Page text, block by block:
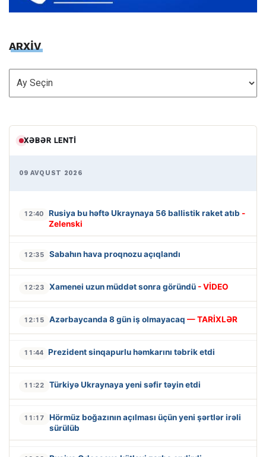
ARXİV
ARXİV
XƏBƏR LENTI
09 AVQUST 2026
12:40 Rusiya bu həftə Ukraynaya 56 ballistik raket atıb -
Zelenski
12:35 Sabahın hava proqnozu açıqlandı
12:23 Xamenei uzun müddət sonra göründü - VİDEO
12:15 Azərbaycanda 8 gün iş olmayacaq — TARİXLƏR
11:44 Prezident sinqapurlu həmkarını təbrik etdi
11:22 Türkiyə Ukraynaya yeni səfir təyin etdi
11:17
Hörmüz boğazının açılması üçün yeni şərtlər irəli
sürülüb